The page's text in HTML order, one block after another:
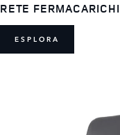
RETE FERMACARICHI
ESPLORA